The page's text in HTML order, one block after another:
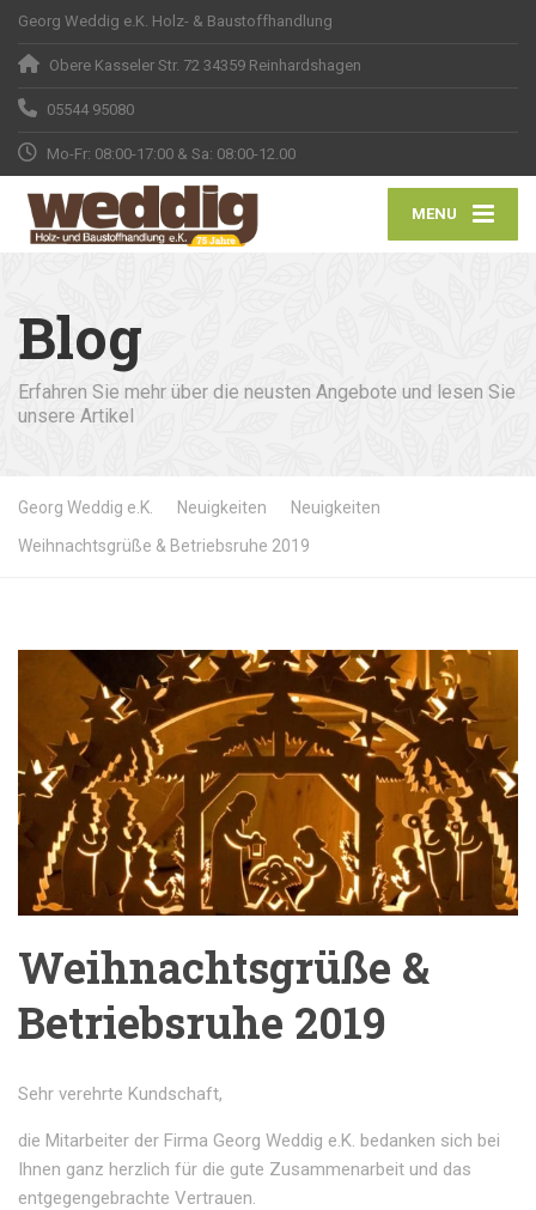
Georg Weddig e.K. Holz- & Baustoffhandlung
Obere Kasseler Str. 72 34359 Reinhardshagen
05544 95080
Mo-Fr: 08:00-17:00 & Sa: 08:00-12.00
MENU
Blog
Erfahren Sie mehr über die neusten Angebote und lesen Sie
unsere Artikel
Georg Weddig e.K. Neuigkeiten
Neuigkeiten
Weihnachtsgrüße & Betriebsruhe 2019
Weihnachtsgrüße &
Betriebsruhe 2019
Sehr verehrte Kundschaft,
die Mitarbeiter der Firma Georg Weddig e.K. bedanken sich bei
Ihnen ganz herzlich für die gute Zusammenarbeit und das
entgegengebrachte Vertrauen.